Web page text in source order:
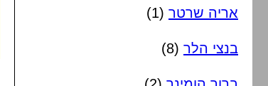
אריה שרטר (1)
בנצי הלר (8)